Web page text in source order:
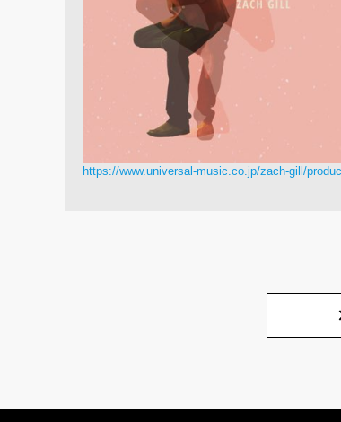
https://www.universal-music.co.jp/zach-gill/